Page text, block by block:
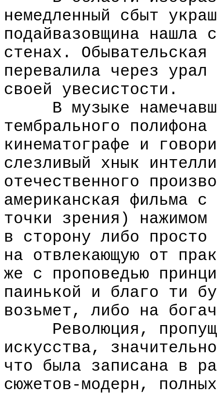
немедленный сбыт
подайвазовщина нашла
стенах. Обывательская
перевалила через
своей увесистости.
В музыке
тембрального
кинематографе и
слезливый хнык
отечественного
американская фильма
точки зрения)
в сторону либо просто
на отвлекающую от
же с проповедью
паинькой и благо ти
возьмет, либо на
Революция,
искусства,
что была записана в
сюжетов-модерн,